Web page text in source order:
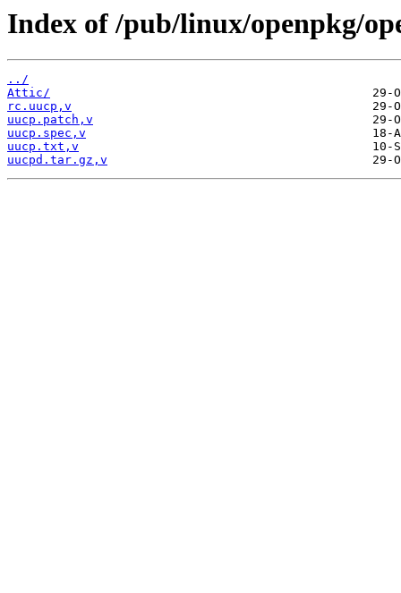
Index of /pub/linux/openpkg/
../
Attic/
rc.uucp,v
uucp.patch,v
uucp.spec,v
uucp.txt,v
uucpd.tar.gz,v